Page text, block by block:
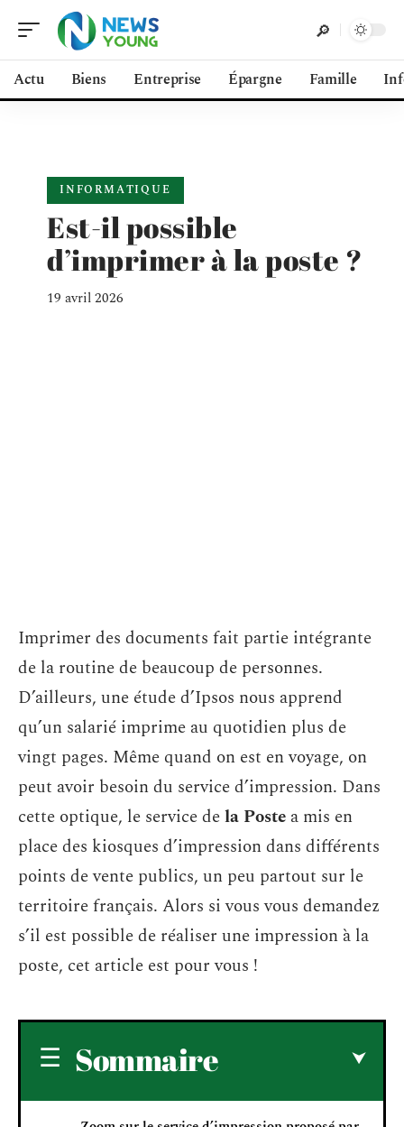
Actu Biens Entreprise Épargne Famille
INFORMATIQUE
Est-il possible
d’imprimer à la poste ?
19 avril 2026
Imprimer des documents fait partie intégrante
de la routine de beaucoup de personnes.
D’ailleurs, une étude d’Ipsos nous apprend
qu’un salarié imprime au quotidien plus de
vingt pages. Même quand on est en voyage, on
peut avoir besoin du service d’impression. Dans
cette optique, le service dela Poste a mis en
place des kiosques d’impression dans différents
points de vente publics, un peu partout sur le
territoire français. Alors si vous vous demandez
s’il est possible de réaliser une impression à la
poste, cet article est pour vous !
Sommaire